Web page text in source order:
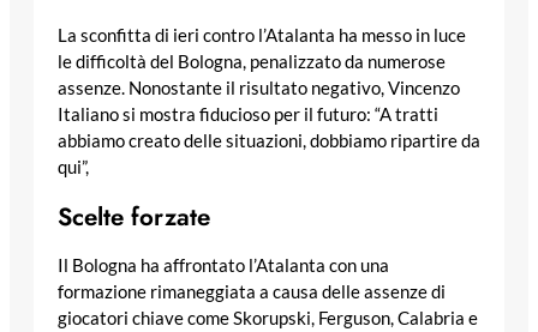
La sconfitta di ieri contro l’Atalanta ha messo in luce
le difficoltà del Bologna, penalizzato da numerose
assenze. Nonostante il risultato negativo, Vincenzo
Italiano si mostra fiducioso per il futuro: “A tratti
abbiamo creato delle situazioni, dobbiamo ripartire da
qui”,
Scelte forzate
Il Bologna ha affrontato l’Atalanta con una
formazione rimaneggiata a causa delle assenze di
giocatori chiave come Skorupski, Ferguson, Calabria e